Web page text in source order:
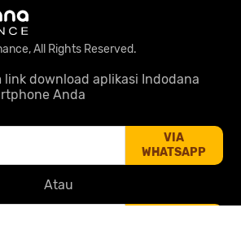
All Rights Reserved.
link download aplikasi Indodana
Anda
VIA
WHATSAPP
Atau